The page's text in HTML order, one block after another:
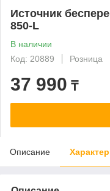
Источник
850-L
В наличии
Код: 20889
Розница
37 990 ₸
Описание